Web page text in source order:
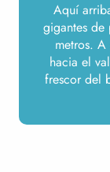
Aquí
gigantes
metros.
hacia el
frescor del